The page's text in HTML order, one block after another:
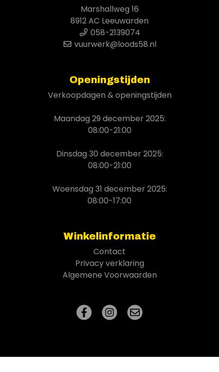
Marshallweg 16
8912 AC Leeuwarden
058-2139074
vuurwerk@loods58.nl
Openingstijden
Verkoopdagen & openingstijden
Maandag 29 december 2025:
08:00-21:00
Dinsdag 30 december 2025:
08:00-21:00
Woensdag 31 december 2025:
08:00-17:00
Winkelinformatie
Contact
Privacy verklaring
Algemene Voorwaarden